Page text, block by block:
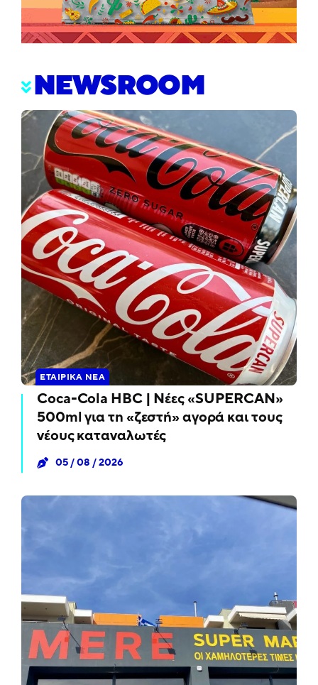
NEWSROOM
ΕΤΑΙΡΙΚΆ ΝΈΑ
Coca-Cola HBC | Νέες «SUPERCAN»
500ml για τη «ζεστή» αγορά και τους
νέους καταναλωτές
05 / 08 / 2026